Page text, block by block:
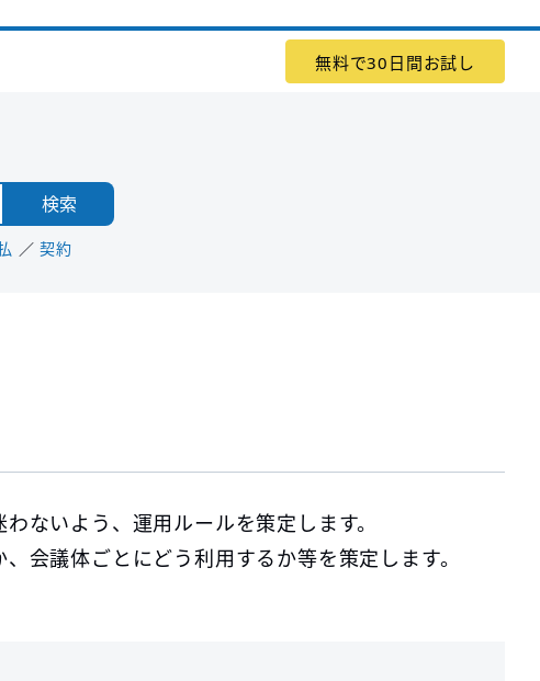
無料で30日間お試し
検索
契約
ないよう、運用ルールを策定します。
会議体ごとにどう利用するか等を策定します。